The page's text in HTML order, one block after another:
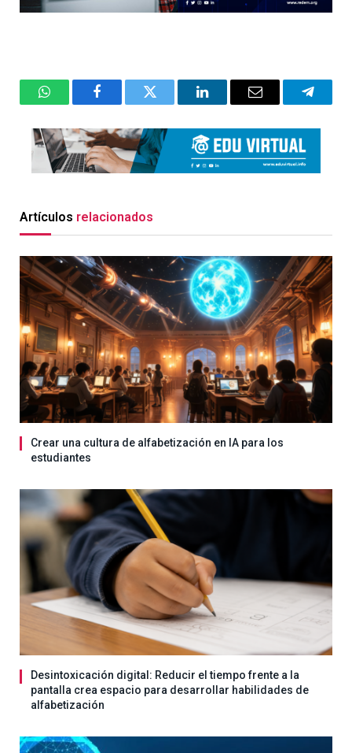
WhatsAppFacebookTwitter LinkedInEmail
Artículos relacionados
Crear una cultura de alfabetización en IA para los
estudiantes
Desintoxicación digital: Reducir el tiempo frente a la
pantalla crea espacio para desarrollar habilidades de
alfabetización